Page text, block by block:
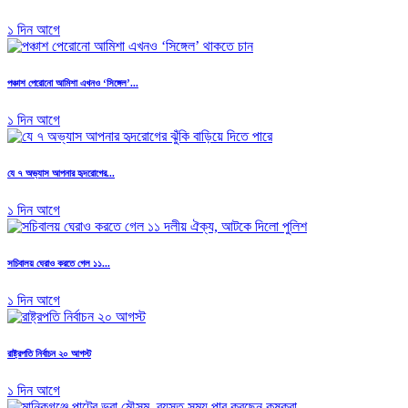
১ দিন আগে
পঞ্চাশ পেরোনো আমিশা এখনও ‘সিঙ্গেল’...
১ দিন আগে
যে ৭ অভ্যাস আপনার হৃদরোগের...
১ দিন আগে
সচিবালয় ঘেরাও করতে গেল ১১...
১ দিন আগে
রাষ্ট্রপতি নির্বাচন ২০ আগস্ট
১ দিন আগে